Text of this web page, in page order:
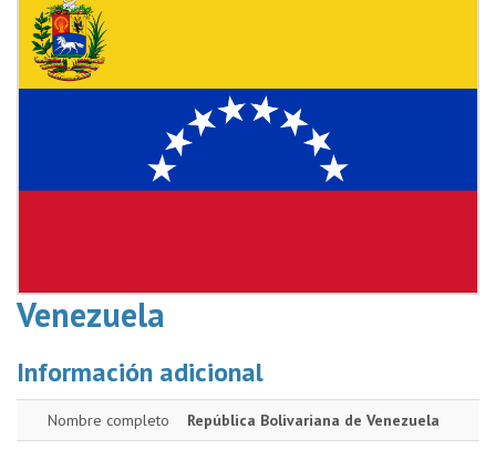
Venezuela
Información adicional
Nombre completo República Bolivariana de Venezuela